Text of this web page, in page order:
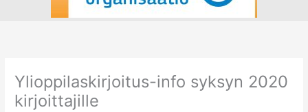
Ylioppilaskirjoitus-info syksyn 2020
kirjoittajille